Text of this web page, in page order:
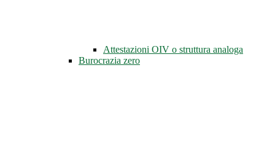
Attestazioni OIV o struttura analoga
Burocrazia zero